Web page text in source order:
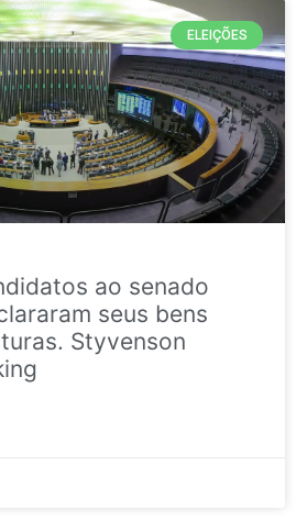
ELEIÇÕES
ao senado
seus bens
Styvenson